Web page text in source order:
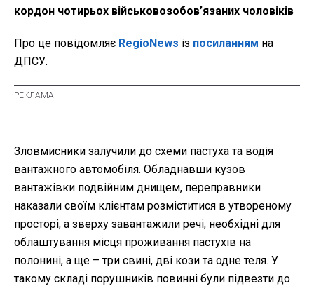
кордон чотирьох військовозобов’язаних чоловіків
Про це повідомляє RegioNews із посиланням на
ДПСУ.
Зловмисники залучили до схеми пастуха та водія
вантажного автомобіля. Обладнавши кузов
вантажівки подвійним днищем, переправники
наказали своїм клієнтам розміститися в утвореному
просторі, а зверху завантажили речі, необхідні для
облаштування місця проживання пастухів на
полонині, а ще – три свині, дві кози та одне теля. У
такому складі порушників повинні були підвезти до